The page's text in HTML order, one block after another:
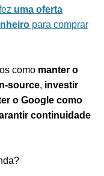
uma oferta
para comprar
como manter o
source, investir
o Google como
continuidade